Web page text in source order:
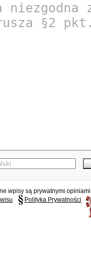
wpisy są prywatnymi
Polityka Prywatności